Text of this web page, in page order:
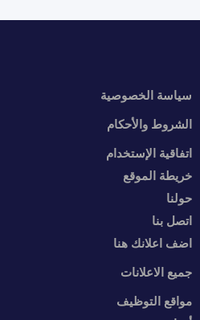
سياسة الخصوصية
الشروط والأحكام
اتفاقية الإستخدام
خريطة الموقع
حولنا
اتصل بنا
اضف اعلانك هنا
جميع الاعلانات
مواقع التوظيف